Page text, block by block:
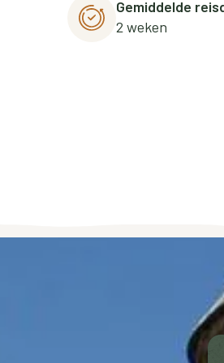
Gemiddelde
2 weken